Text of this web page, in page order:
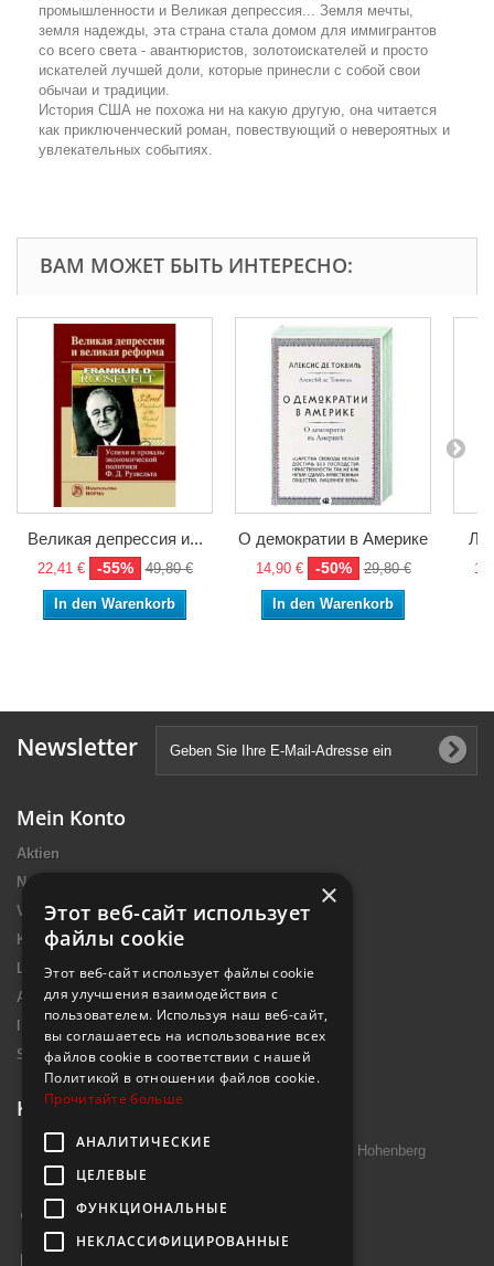
промышленности и Великая депрессия... Земля мечты,
земля надежды, эта страна стала домом для иммигрантов
со всего света - авантюристов, золотоискателей и просто
искателей лучшей доли, которые принесли с собой свои
обычаи и традиции.
История США не похожа ни на какую другую, она читается
как приключенческий роман, повествующий о невероятных и
увлекательных событиях.
ВАМ МОЖЕТ БЫТЬ ИНТЕРЕСНО:
Великая депрессия и...
22,41 € -55% 49,80 €
In den Warenkorb
О демократии в Америке
14,90 € -50% 29,80 €
In den Warenkorb
Newsletter
Mein Konto
Aktien
Neue Artikel
Verkaufshits
Kontakt
Lieferung
Allgemeine Nutzungsbedingungen
Impressum Introtek
Sitemap
Kontakt
Introtek GmbH, Hutschenreuther Str. 13 95691 Hohenberg
Deutschland
Rufen Sie uns an:
×
Этот веб-сайт использует
файлы cookie
Этот веб-сайт использует файлы cookie
для улучшения взаимодействия с
пользователем. Используя наш веб-сайт,
вы соглашаетесь на использование всех
файлов cookie в соответствии с нашей
Политикой в ​​отношении файлов cookie.
Прочитайте больше
АНАЛИТИЧЕСКИЕ
ЦЕЛЕВЫЕ
ФУНКЦИОНАЛЬНЫЕ
НЕКЛАССИФИЦИРОВАННЫЕ